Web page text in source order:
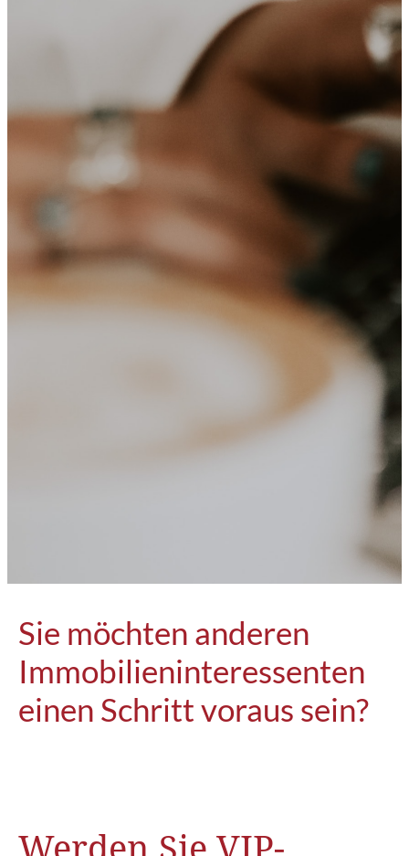
Sie möchten anderen
Immobilieninteressenten
einen Schritt voraus sein?